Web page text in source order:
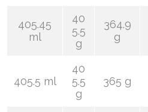
405.45
ml
40
5.5
g
364.9
g
405.5 ml
40
5.5
g
365 g